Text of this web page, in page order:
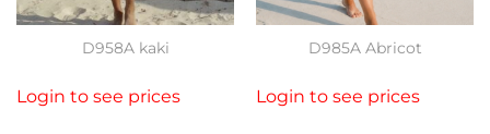
D958A kaki
Login to see prices
D985A Abricot
Login to see prices